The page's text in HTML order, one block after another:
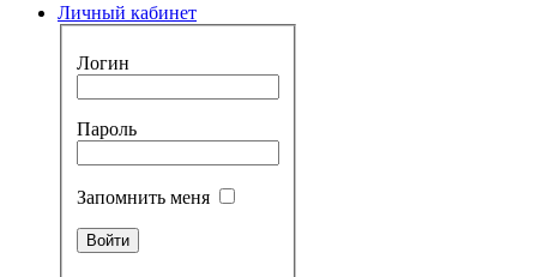
Личный кабинет
Логин
Пароль
Запомнить меня